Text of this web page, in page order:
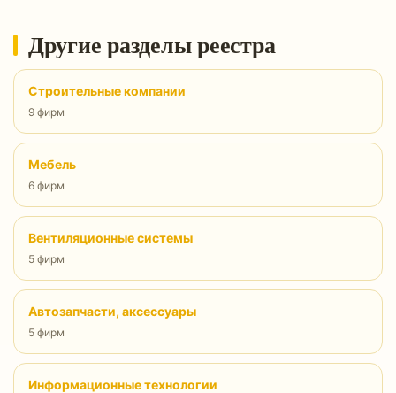
Другие разделы реестра
Строительные компании
9 фирм
Мебель
6 фирм
Вентиляционные системы
5 фирм
Автозапчасти, аксессуары
5 фирм
Информационные технологии